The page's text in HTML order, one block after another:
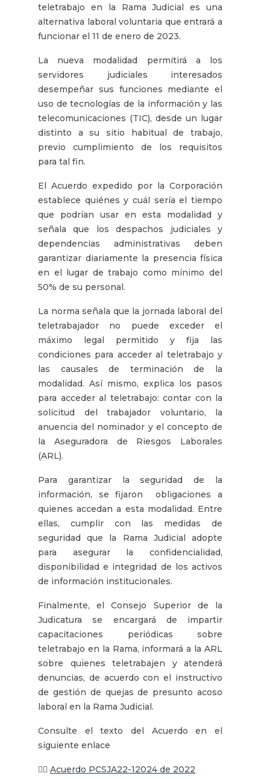
teletrabajo en la Rama Judicial es una
alternativa laboral voluntaria que entrará a
funcionar el 11 de enero de 2023.
La nueva modalidad permitirá a los
servidores judiciales interesados
desempeñar sus funciones mediante el
uso de tecnologías de la información y las
telecomunicaciones (TIC), desde un lugar
distinto a su sitio habitual de trabajo,
previo cumplimiento de los requisitos
para tal fin.
El Acuerdo expedido por la Corporación
establece quiénes y cuál sería el tiempo
que podrían usar en esta modalidad y
señala que los despachos judiciales y
dependencias administrativas deben
garantizar diariamente la presencia física
en el lugar de trabajo como mínimo del
50% de su personal.
La norma señala que la jornada laboral del
teletrabajador no puede exceder el
máximo legal permitido y fija las
condiciones para acceder al teletrabajo y
las causales de terminación de la
modalidad. Así mismo, explica los pasos
para acceder al teletrabajo: contar con la
solicitud del trabajador voluntario, la
anuencia del nominador y el concepto de
la Aseguradora de Riesgos Laborales
(ARL).
Para garantizar la seguridad de la
información, se fijaron obligaciones a
quienes accedan a esta modalidad. Entre
ellas, cumplir con las medidas de
seguridad que la Rama Judicial adopte
para asegurar la confidencialidad,
disponibilidad e integridad de los activos
de información institucionales.
Finalmente, el Consejo Superior de la
Judicatura se encargará de impartir
capacitaciones periódicas sobre
teletrabajo en la Rama, informará a la ARL
sobre quienes teletrabajen y atenderá
denuncias, de acuerdo con el instructivo
de gestión de quejas de presunto acoso
laboral en la Rama Judicial.
Consulte el texto del Acuerdo en el
siguiente enlace
👉🏾 Acuerdo PCSJA22-12024 de 2022